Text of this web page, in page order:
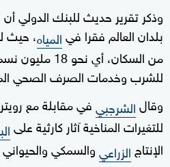
وذكر تقرير حديث للبنك الدولي
بلدان العالم فقرا فيالمياه
من السكان، أي
للشرب وخدمات الصرف الصحي
وقالالشرجبيفي مقابلة مع
للتغيرات المناخية آثار كارثية على
الإنتاج الزراعيوالسمكي